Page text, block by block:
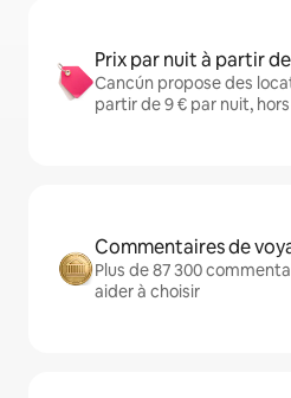
Prix par nuit à partir de
Cancún propose des
partir de 9 € par nuit,
Commentaires de
Plus de 87 300
aider à choisir